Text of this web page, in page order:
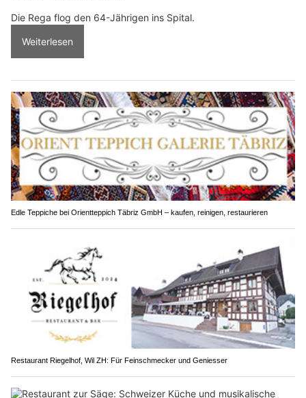
Die Rega flog den 64-Jährigen ins Spital.
Weiterlesen
Edle Teppiche bei Orientteppich Täbriz GmbH – kaufen, reinigen, restaurieren
Restaurant Riegelhof, Wil ZH: Für Feinschmecker und Geniesser